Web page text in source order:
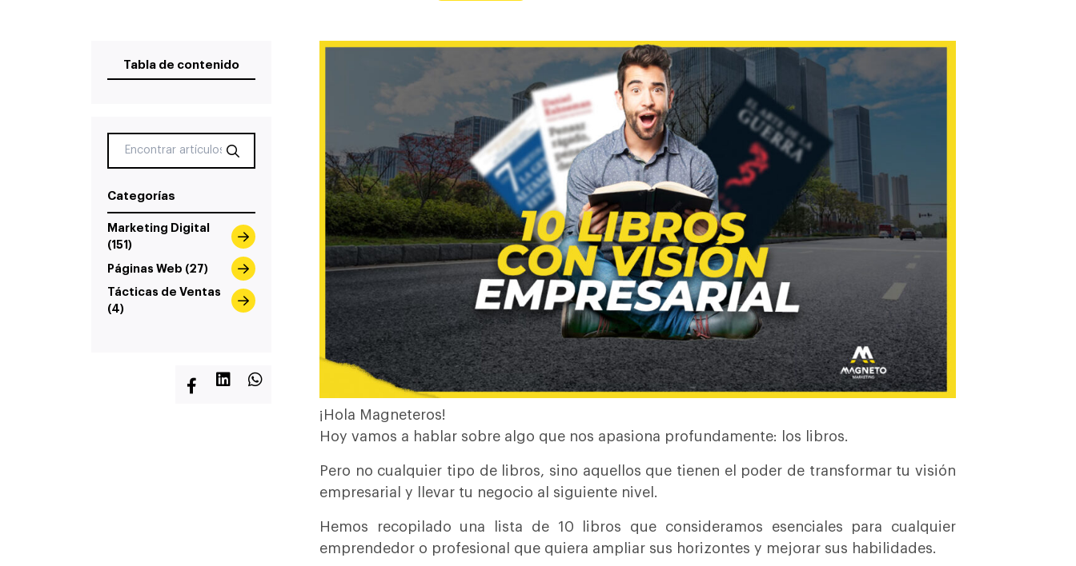
Tabla de contenido
Categorías
Marketing Digital
(151)
Páginas Web (27)
Tácticas de Ventas
(4)
¡Hola Magneteros!
Hoy vamos a hablar sobre algo que nos apasiona profundamente: los libros.
Pero no cualquier tipo de libros, sino aquellos que tienen el poder de transformar tu visión
empresarial y llevar tu negocio al siguiente nivel.
Hemos recopilado una lista de 10 libros que consideramos esenciales para cualquier
emprendedor o profesional que quiera ampliar sus horizontes y mejorar sus habilidades.